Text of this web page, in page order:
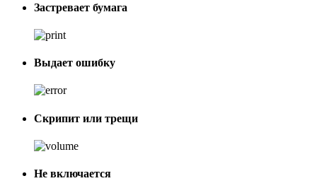
Застревает бумага
Выдает ошибку
Скрипит или трещи
Не включается